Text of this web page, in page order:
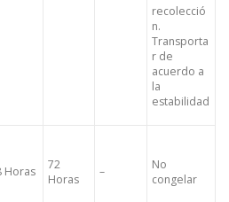
recolecció
n.
Transporta
r de
acuerdo a
la
estabilidad
Horas
72
Horas
–
No
congelar